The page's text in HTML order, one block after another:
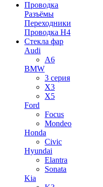
Проводка
Разъёмы
Переходники
Проводка H4
Стекла фар
Audi
A6
BMW
3 серия
X3
X5
Ford
Focus
Mondeo
Honda
Civic
Hyundai
Elantra
Sonata
Kia